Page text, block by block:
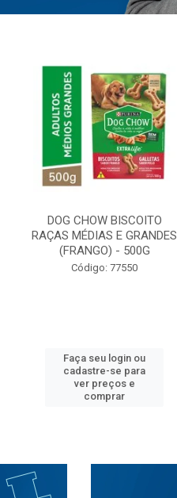
DOG CHOW BISCOITO
RAÇAS MÉDIAS E GRANDES
(FRANGO) - 500G
Código: 77550
Faça seu login ou
cadastre-se para
ver preços e
comprar